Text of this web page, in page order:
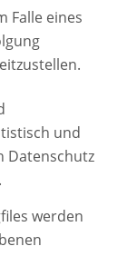
Falle eines
und
Datenschutz
werden